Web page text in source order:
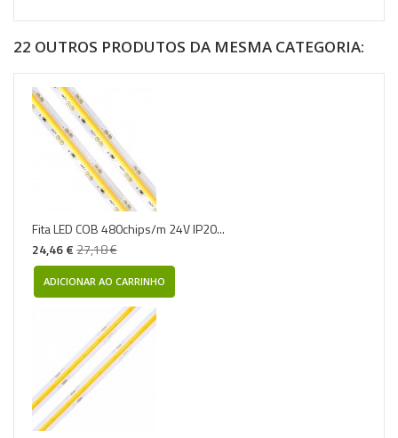
22 OUTROS PRODUTOS DA MESMA CATEGORIA:
Fita LED COB 480chips/m 24V IP20...
24,46 €27,18 €
ADICIONAR AO CARRINHO